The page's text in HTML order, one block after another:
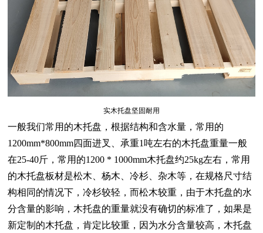
实木托盘坚固耐用
一般我们常用的木托盘 ，根据结构和含水量，常用的
1200mm*800mm四面进叉、承重1吨左右的木托盘重量一般
在25-40斤，常用的1200 * 1000mm木托盘约25kg左右，常用
的木托盘板材是松木、杨木、冷杉、杂木等，在规格尺寸结
构相同的情况下，冷杉较轻，而松木较重，由于木托盘的水
分含量的影响，木托盘的重量就没有确切的标准了，如果是
新定制的木托盘，肯定比较重，因为水分含量较高，木托盘